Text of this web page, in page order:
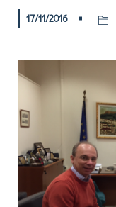
17/11/2016